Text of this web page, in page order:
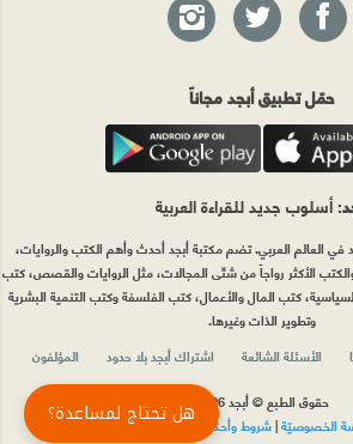
حمّل تطبيق أبجد مجاناً
: أسلوب جديد للقراءة العربية
في العالم العربي. تضم مكتبة أبجد أحدث وأهم الكتب والروايات،
والكتب الأكثر رواجاً من شتّى المجالات، مثل الروايات والقصص، كتب
كتب المال والأعمال، كتب الفلسفة وكتب التنمية البشرية
وتطوير الذات وغيرها.
الأسئلة الشائعة اشتراك أبجد بلا حدود
المؤلفون
حقوق الطبع © أبجد 2026
الخصوصيّة|شروط وأحكام الاستخدامهل تحتاج لمساعدة؟